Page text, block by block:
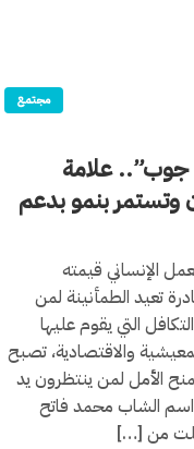
مجتمع
جوب”.. ‏علامة
وتستمر بنمو بدعم
الإنساني قيمته
تعيد الطمأنينة لمن
التي يقوم عليها
والاقتصادية، تصبح
الأمل لمن ينتظرون يد
اسم الشاب محمد فاتح
من […]